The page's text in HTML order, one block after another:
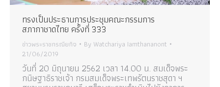
ทรงเป็นประธานการประชุมคณะกรรมการ
สภากาชาดไทย ครั้งที่ 333
ข่าวพระราชกรณียกิจ By Watchariya Iamthananont
21/06/2019
วันที่ 20 มิถุนายน 2562 เวลา 14.00 น. สมเด็จพระ
กนิษฐาธิราชเจ้า กรมสมเด็จพระเทพรัตนราชสุดา ฯ